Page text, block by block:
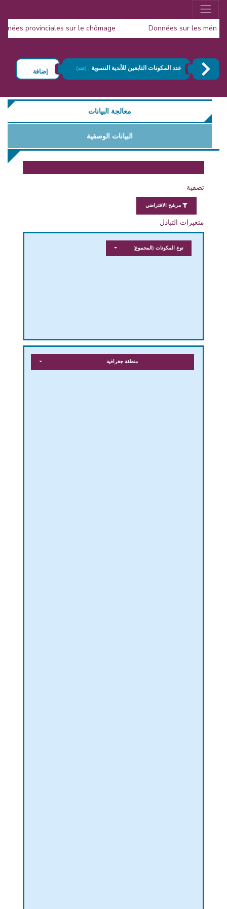
Données sur les
provinciales sur le chômage
عدد المكونات التابعين للأندية النسوية . (عدد) إضافة
معالجة البيانات
البيانات الوصفية
تصفية
مرشح الافتراضي
متغيرات التبادل
نوع المكونات (المجموع)
منطقة جغرافية